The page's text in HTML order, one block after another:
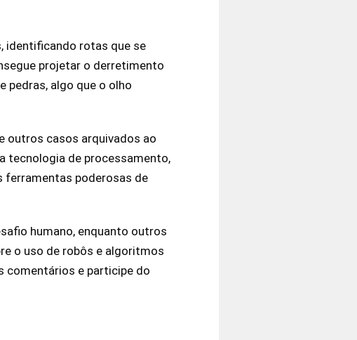
identificando rotas que se
projetar o derretimento
pedras, algo que o olho
outros casos arquivados ao
tecnologia de processamento,
ferramentas poderosas de
humano, enquanto outros
o uso de robôs e algoritmos
comentários e participe do